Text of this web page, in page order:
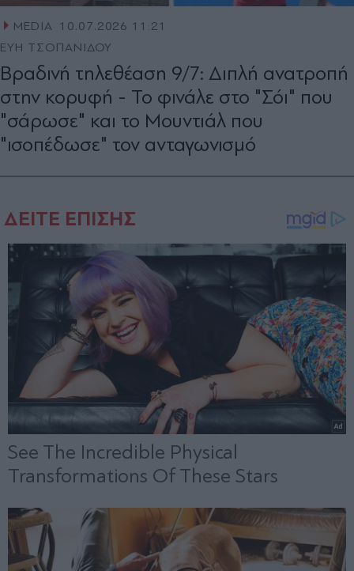
MEDIA 10.07.2026 11:21
ΕΥΗ ΤΣΟΠΑΝΙΔΟΥ
Βραδινή τηλεθέαση 9/7: Διπλή ανατροπή
στην κορυφή - Το φινάλε στο "Σόι" που
"σάρωσε" και το Μουντιάλ που
"ισοπέδωσε" τον ανταγωνισμό